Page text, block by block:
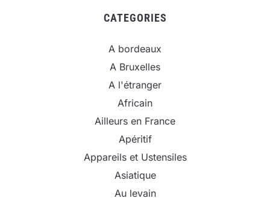
CATEGORIES
A bordeaux
A Bruxelles
A l'étranger
Africain
Ailleurs en France
Apéritif
Appareils et Ustensiles
Asiatique
Au levain